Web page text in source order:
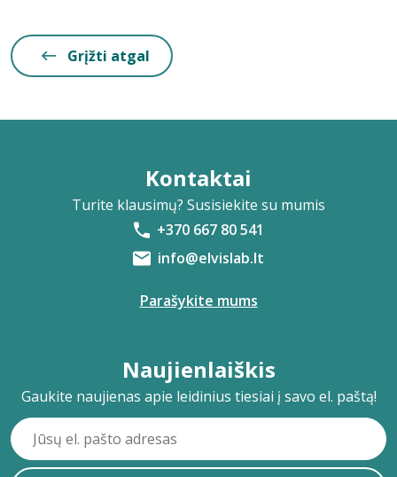
Grįžti atgal
Kontaktai
Turite klausimų? Susisiekite su mumis
+370 667 80 541
info@elvislab.lt
Parašykite mums
Naujienlaiškis
Gaukite naujienas apie leidinius tiesiai į savo el. paštą!